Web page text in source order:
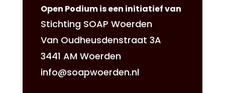
Open Podium is een initiatief van
Stichting SOAP Woerden
Van Oudheusdenstraat 3A
3441 AM Woerden
info@soapwoerden.nl